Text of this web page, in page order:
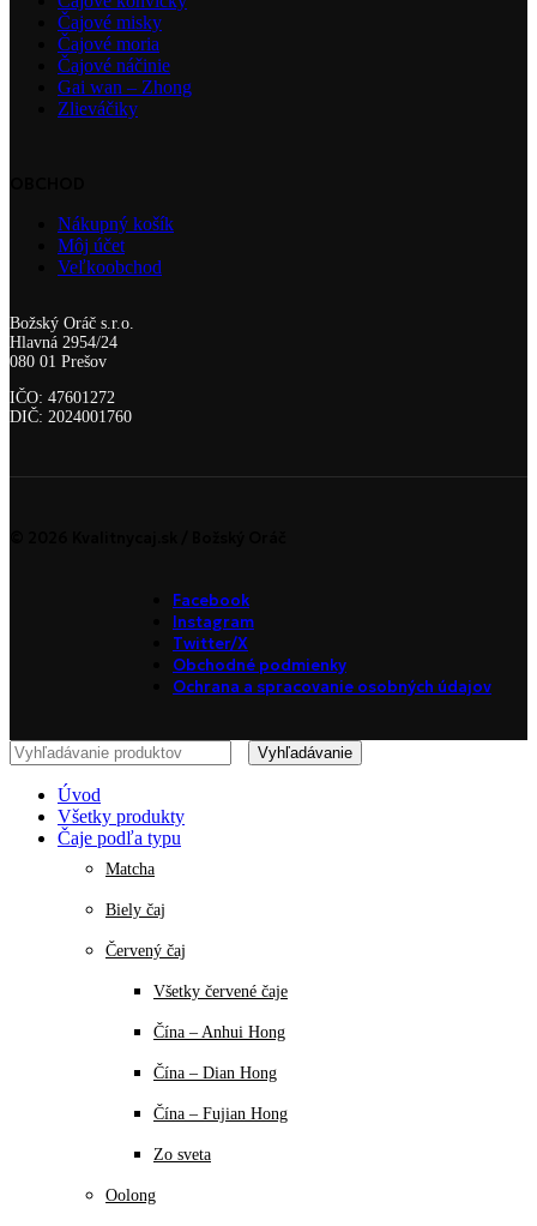
Čajové misky
Čajové moria
Čajové náčinie
Gai wan – Zhong
Zlieváčiky
Nákupný košík
Môj účet
Veľkoobchod
Božský Oráč s.r.o.
Hlavná 2954/24
080 01 Prešov
IČO: 47601272
DIČ: 2024001760
Facebook
Instagram
Twitter/X
Obchodné podmienky
Ochrana a spracovanie osobných údajov
Vyhľadávanie
Úvod
Všetky produkty
Čaje podľa typu
Matcha
Biely čaj
Červený čaj
Všetky červené čaje
Čína – Anhui Hong
Čína – Dian Hong
Čína – Fujian Hong
Zo sveta
Oolong